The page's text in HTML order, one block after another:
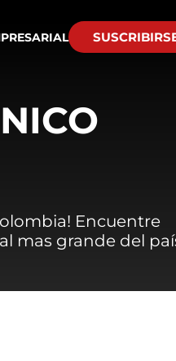
Encuentre
mas grande del